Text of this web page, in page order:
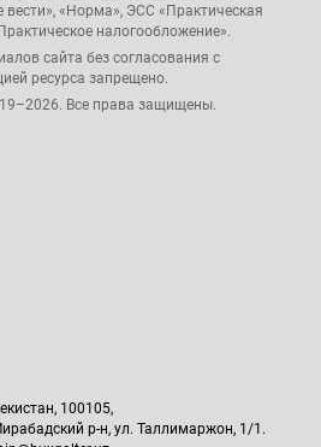
«Норма», ЭСС «Практическая
налогообложение».
сайта без согласования с
ресурса запрещено.
Все права защищены.
100105,
р-н, ул. Таллимаржон, 1/1.